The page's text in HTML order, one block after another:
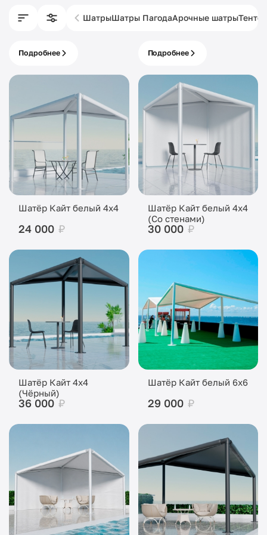
ШатрыШатры ПагодаАрочные шатры
шатров
Подробнее Подробнее
Шатёр Кайт белый 4x4
24 000 ₽
Шатёр Кайт белый 4x4
(Со стенами)
30 000 ₽
Шатёр Кайт 4x4
(Чёрный)
36 000 ₽
Шатёр Кайт белый 6x6
29 000 ₽